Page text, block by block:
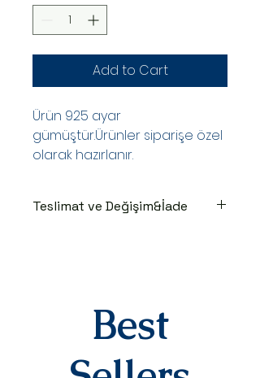
Add to Cart
Ürün 925 ayar
gümüştür.Ürünler siparişe özel
olarak hazırlanır.
Teslimat ve Değişim&İade
edilir.Kargoya teslim edildiğinde
takip numaranız,anlaşmalı kargo
firmamız olan Yurtiçi Kargo
tarafından size sms olarak iletilir.
Best